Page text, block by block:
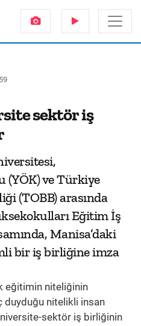
sektör iş
ve Türkiye
(TOBB) arasında
Eğitim İş
Manisa’daki
bir iş birliğine imza
eğitimin niteliğinin
duyduğu nitelikli insan
sektör iş birliğinin